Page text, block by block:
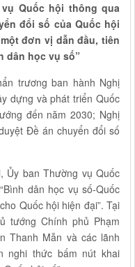
Quốc hội thông qua
đổi số của Quốc hội
đơn vị dẫn đầu, tiên
dân học vụ số”
trương ban hành Nghị
dựng và phát triển Quốc
đến năm 2030; Nghị
Đề án chuyển đổi số
Ủy ban Thường vụ Quốc
dân học vụ số-Quốc
Quốc hội hiện đại”. Tại
tướng Chính phủ Phạm
Thanh Mẫn và các lãnh
nghi thức bấm nút khai